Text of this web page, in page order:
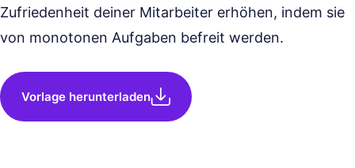
Zufriedenheit deiner Mitarbeiter erhöhen, indem sie
von monotonen Aufgaben befreit werden.
Vorlage herunterladen